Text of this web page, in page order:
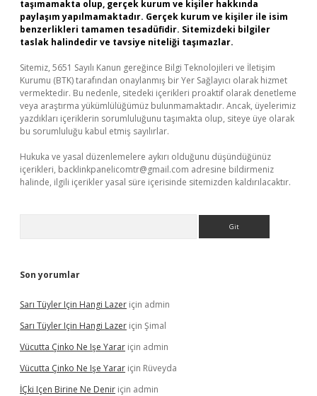
taşımamakta olup, gerçek kurum ve kişiler hakkında
paylaşım yapılmamaktadır. Gerçek kurum ve kişiler ile isim
benzerlikleri tamamen tesadüfidir. Sitemizdeki bilgiler
taslak halindedir ve tavsiye niteliği taşımazlar.
Sitemiz, 5651 Sayılı Kanun gereğince Bilgi Teknolojileri ve İletişim
Kurumu (BTK) tarafından onaylanmış bir Yer Sağlayıcı olarak hizmet
vermektedir. Bu nedenle, sitedeki içerikleri proaktif olarak denetleme
veya araştırma yükümlülüğümüz bulunmamaktadır. Ancak, üyelerimiz
yazdıkları içeriklerin sorumluluğunu taşımakta olup, siteye üye olarak
bu sorumluluğu kabul etmiş sayılırlar.
Hukuka ve yasal düzenlemelere aykırı olduğunu düşündüğünüz
içerikleri, backlinkpanelicomtr@gmail.com adresine bildirmeniz
halinde, ilgili içerikler yasal süre içerisinde sitemizden kaldırılacaktır.
Son yorumlar
Sarı Tüyler Için Hangi Lazer için admin
Sarı Tüyler Için Hangi Lazer için Şimal
Vücutta Çinko Ne Işe Yarar için admin
Vücutta Çinko Ne Işe Yarar için Rüveyda
İÇki Içen Birine Ne Denir için admin